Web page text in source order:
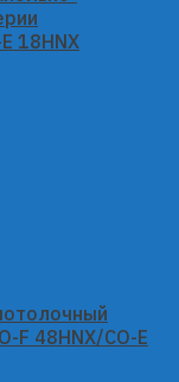
F 48HNX/CO-E